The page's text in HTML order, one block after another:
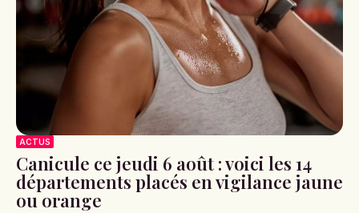
ACTUS
Canicule ce jeudi 6 août : voici les 14
départements placés en vigilance jaune
ou orange